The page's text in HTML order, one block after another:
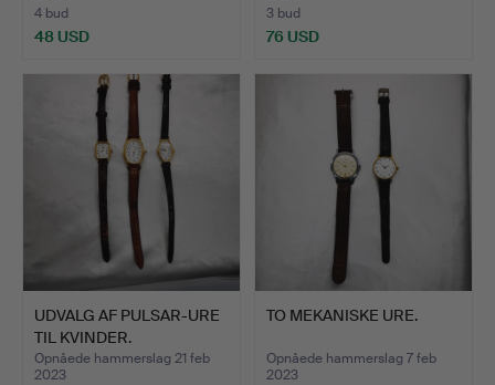
4 bud
48 USD
3 bud
76 USD
UDVALG AF PULSAR-URE
TIL KVINDER.
Opnåede hammerslag 21 feb
2023
TO MEKANISKE URE.
Opnåede hammerslag 7 feb
2023